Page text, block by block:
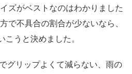
ズがベストなのはわかりました
で不具合の割合が少ないなら、
うと決めました。
グリップよくて減らない、雨の